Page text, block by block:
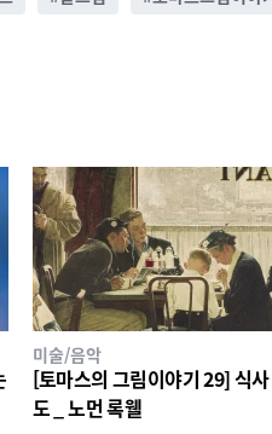
미술/음악
[토마스의 그림이야기 29] 식사 기
도 _ 노먼 록웰